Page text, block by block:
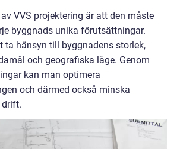
VVS projektering är att den måste
byggnads unika förutsättningar.
ta hänsyn till byggnadens storlek,
och geografiska läge. Genom
kan man optimera
och därmed också minska
drift.